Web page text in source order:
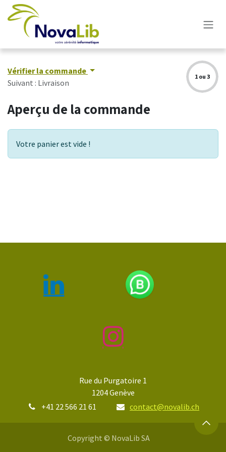
Se rendre au contenu
Vérifier la commande
Suivant : Livraison
1 ou 3
Aperçu de la commande
Votre panier est vide !
Rue du Purgatoire 1
1204 Genève
+41 22 566 21 61
contact@novalib.ch
Copyright © NovaLib SA